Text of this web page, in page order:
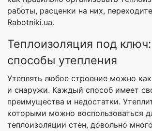
работы, расценки на них,
Rabotniki.ua.
Теплоизоляция под
способы утепления
Утеплять любое строение можно
и снаружи. Каждый способ имеет
преимущества и недостатки.
которыми можно воспользоваться
теплоизоляции стен, довольно